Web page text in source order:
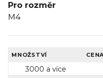
Pro rozměr
M4
MNOŽSTVÍ
3000 a více